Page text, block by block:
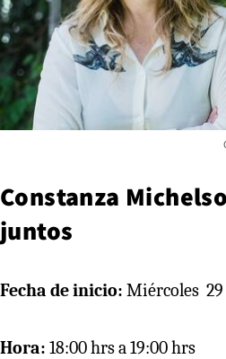
Constanza
juntos
Fecha de inicio: Miércoles 29
Hora: 18:00 hrs a 19:00 hrs